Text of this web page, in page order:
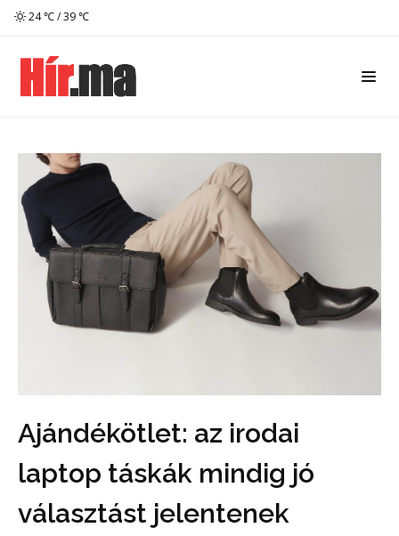
24 ℃ / 39 ℃
Ajándékötlet: az irodai
laptop táskák mindig jó
választást jelentenek